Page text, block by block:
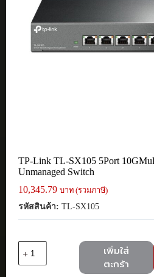
TP-Link TL-SX105 5Port
Unmanaged Switch
10,345.79 บาท (รวมภาษี)
รหัสสินค้า: TL-SX105
TP-
เพิ่มใส่
ตะกร้า